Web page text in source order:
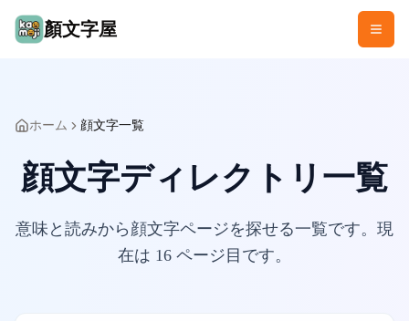
顏文字屋
ホーム 顔文字一覧
顔文字ディレクトリ一覧
意味と読みから顔文字ページを探せる一覧です。現
在は 16 ページ目です。